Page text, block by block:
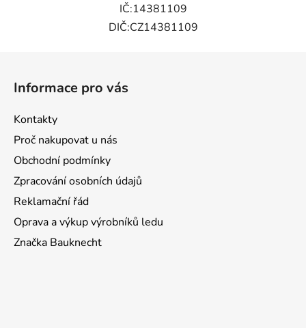
IČ:14381109
DIČ:CZ14381109
Informace pro vás
Kontakty
Proč nakupovat u nás
Obchodní podmínky
Zpracování osobních údajů
Reklamační řád
Oprava a výkup výrobníků ledu
Značka Bauknecht